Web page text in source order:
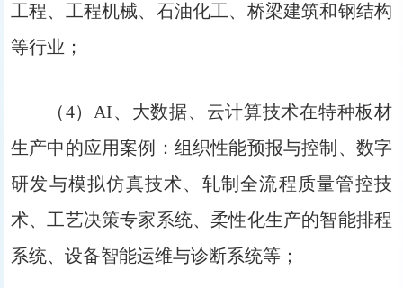
工程、工程机械、石油化工、桥梁建筑和钢结构
等行业；
（4）AI、大数据、云计算技术在特种板材
生产中的应用案例：组织性能预报与控制、数字
研发与模拟仿真技术、轧制全流程质量管控技
术、工艺决策专家系统、柔性化生产的智能排程
系统、设备智能运维与诊断系统等；